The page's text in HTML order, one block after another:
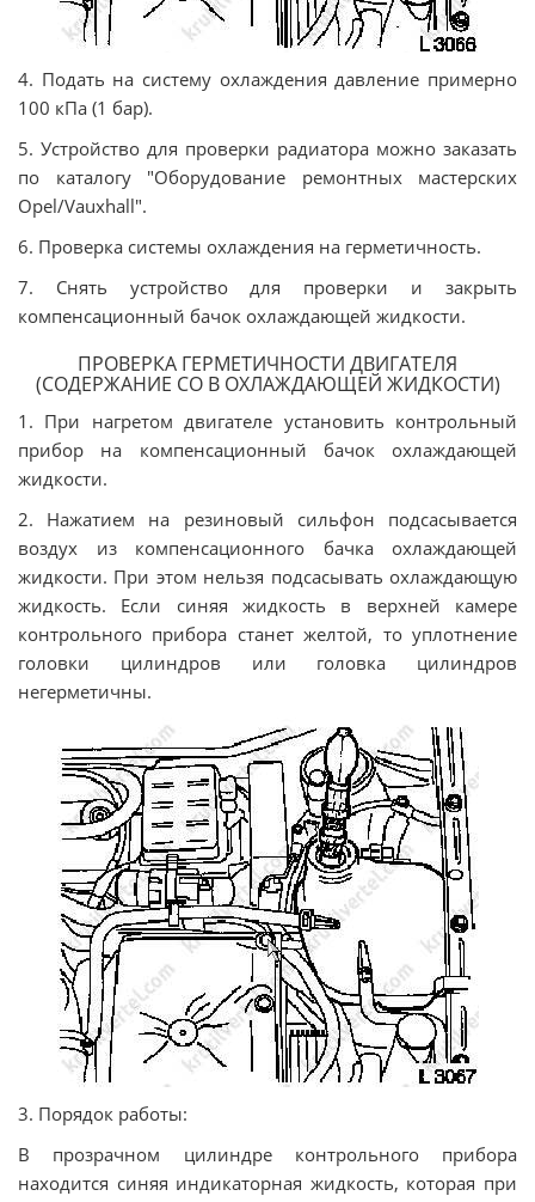
4. Подать на систему охлаждения давление примерно
100 кПа (1 бар).
5. Устройство для проверки радиатора можно заказать
по каталогу "Оборудование ремонтных мастерских
Opel/Vauxhall".
6. Проверка системы охлаждения на герметичность.
7. Снять устройство для проверки и закрыть
компенсационный бачок охлаждающей жидкости.
ПРОВЕРКА ГЕРМЕТИЧНОСТИ ДВИГАТЕЛЯ
(СОДЕРЖАНИЕ CO В ОХЛАЖДАЮЩЕЙ ЖИДКОСТИ)
1. При нагретом двигателе установить контрольный
прибор на компенсационный бачок охлаждающей
жидкости.
2. Нажатием на резиновый сильфон подсасывается
воздух из компенсационного бачка охлаждающей
жидкости. При этом нельзя подсасывать охлаждающую
жидкость. Если синяя жидкость в верхней камере
контрольного прибора станет желтой, то уплотнение
головки цилиндров или головка цилиндров
негерметичны.
3. Порядок работы:
В прозрачном цилиндре контрольного прибора
находится синяя индикаторная жидкость, которая при